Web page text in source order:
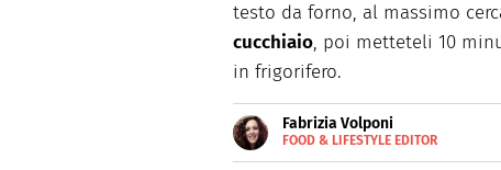
testo da forno, al massimo
cucchiaio, poi metteteli 10
in frigorifero.
Fabrizia Volponi
FOOD & LIFESTYLE EDITOR
Nata nella città delle 100 torri,